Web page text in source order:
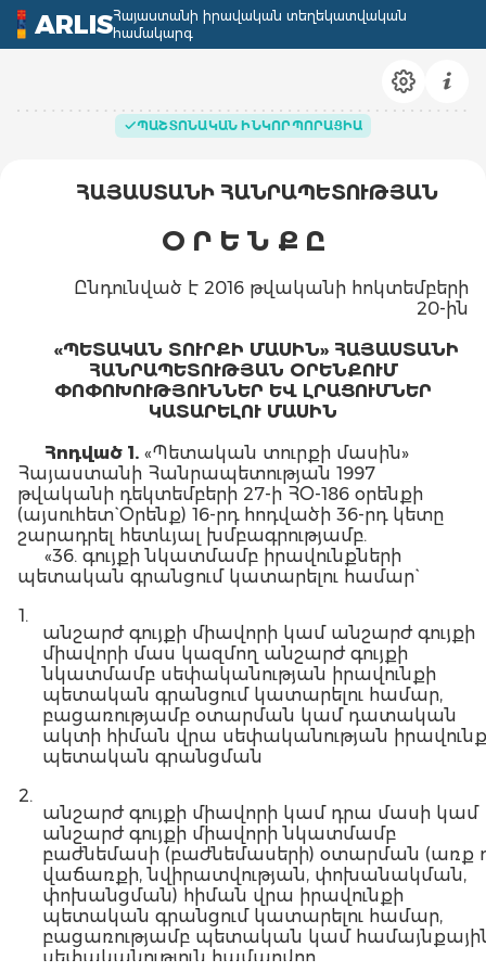
ARLISՀայաստանի իրավական տեղեկատվական
համակարգ
ՊԱՇՏՈՆԱԿԱՆ ԻՆԿՈՐՊՈՐԱՑԻԱ
ՀԱՅԱՍՏԱՆԻ ՀԱՆՐԱՊԵՏՈՒԹՅԱՆ
Օ Ր Ե Ն Ք Ը
Ընդունված է 2016 թվականի հոկտեմբերի
20-ին
«ՊԵՏԱԿԱՆ ՏՈՒՐՔԻ ՄԱՍԻՆ» ՀԱՅԱՍՏԱՆԻ
ՀԱՆՐԱՊԵՏՈՒԹՅԱՆ ՕՐԵՆՔՈՒՄ
ՓՈՓՈԽՈՒԹՅՈՒՆՆԵՐ ԵՎ ԼՐԱՑՈՒՄՆԵՐ
ԿԱՏԱՐԵԼՈՒ ՄԱՍԻՆ
Հոդված 1. «Պետական տուրքի մասին»
Հայաստանի Հանրապետության 1997
թվականի դեկտեմբերի 27-ի ՀՕ-186 օրենքի
(այսուհետ` Օրենք) 16-րդ հոդվածի 36-րդ կետը
շարադրել հետևյալ խմբագրությամբ.
«36. գույքի նկատմամբ իրավունքների
պետական գրանցում կատարելու համար`
1.
անշարժ գույքի միավորի կամ անշարժ գույքի
միավորի մաս կազմող անշարժ գույքի
նկատմամբ սեփականության իրավունքի
պետական գրանցում կատարելու համար,
բացառությամբ օտարման կամ դատական
ակտի հիման վրա սեփականության
պետական գրանցման
2.
անշարժ գույքի միավորի կամ դրա մասի կամ
անշարժ գույքի միավորի նկատմամբ
բաժնեմասի (բաժնեմասերի) օտարման (առք
վաճառքի, նվիրատվության, փոխանակման,
փոխանցման) հիման վրա իրավունքի
պետական գրանցում կատարելու համար,
բացառությամբ պետական կամ
սեփականություն համարվող